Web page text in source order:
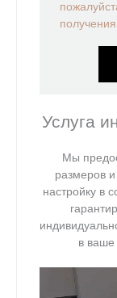
Услуга
Мы
размеров
настройку в
в ваше